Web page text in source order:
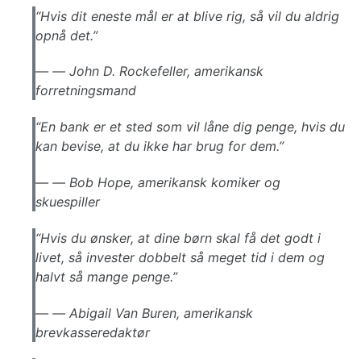
“Hvis dit eneste mål er at blive rig, så vil du aldrig
opnå det.”
—
John D. Rockefeller, amerikansk
forretningsmand
“En bank er et sted som vil låne dig penge, hvis du
kan bevise, at du ikke har brug for dem.”
—
Bob Hope, amerikansk komiker og
skuespiller
“Hvis du ønsker, at dine børn skal få det godt i
livet, så invester dobbelt så meget tid i dem og
halvt så mange penge.”
—
Abigail Van Buren, amerikansk
brevkasseredaktør